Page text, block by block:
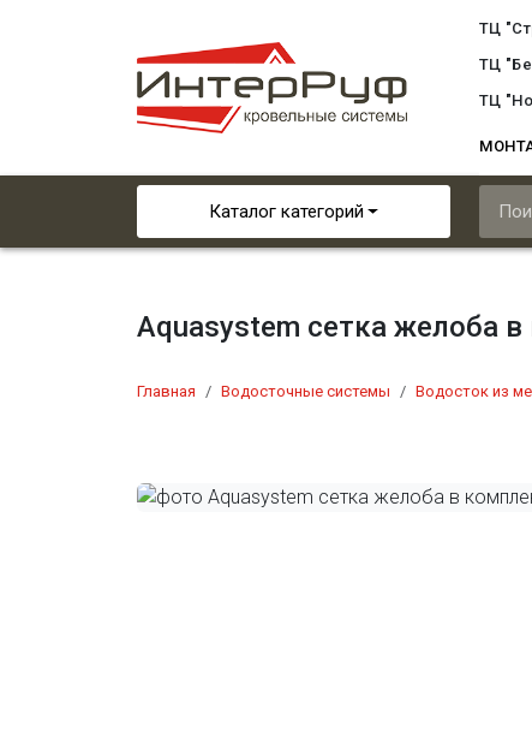
ТЦ
ТЦ
ТЦ
Каталог категорий
Aquasystem сетка желоба
Главная Водосточные системы Водосток из